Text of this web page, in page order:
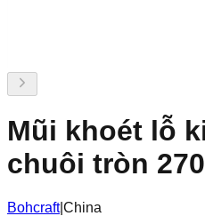
Mũi khoét lỗ
chuôi tròn
Bohcraft|China